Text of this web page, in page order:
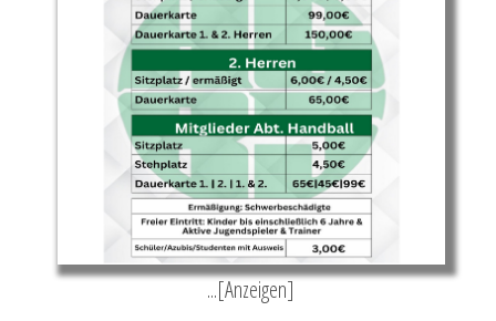
...[Anzeigen]